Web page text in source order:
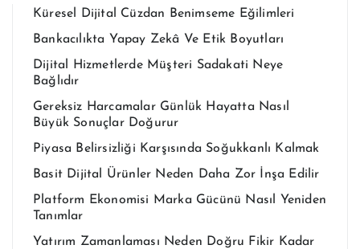
Küresel Dijital Cüzdan Benimseme Eğilimleri
Bankacılıkta Yapay Zekâ Ve Etik Boyutları
Dijital Hizmetlerde Müşteri Sadakati Neye
Bağlıdır
Gereksiz Harcamalar Günlük Hayatta Nasıl
Büyük Sonuçlar Doğurur
Piyasa Belirsizliği Karşısında Soğukkanlı Kalmak
Basit Dijital Ürünler Neden Daha Zor İnşa Edilir
Platform Ekonomisi Marka Gücünü Nasıl Yeniden
Tanımlar
Yatırım Zamanlaması Neden Doğru Fikir Kadar